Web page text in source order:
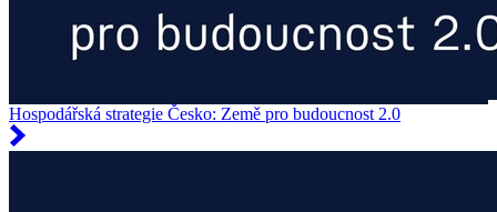
Hospodářská strategie Česko: Země pro budoucnost 2.0